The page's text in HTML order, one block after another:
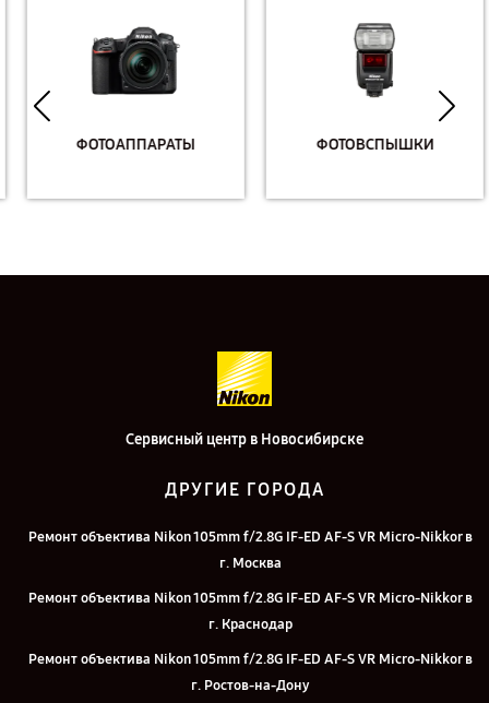
ФОТОАППАРАТЫ ФОТОВСПЫШКИ
Сервисный центр в Новосибирске
ДРУГИЕ ГОРОДА
Ремонт объектива Nikon 105mm f/2.8G IF-ED AF-S VR Micro-Nikkor в
г. Москва
Ремонт объектива Nikon 105mm f/2.8G IF-ED AF-S VR Micro-Nikkor в
г. Краснодар
Ремонт объектива Nikon 105mm f/2.8G IF-ED AF-S VR Micro-Nikkor в
г. Ростов-на-Дону